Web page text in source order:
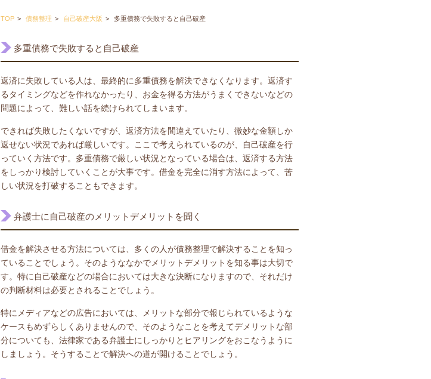
TOP 債務整理 自己破産大阪 多重債務で失敗すると自己破産
多重債務で失敗すると自己破産
返済に失敗している人は、最終的に多重債務を解決できなくなります。返済す
るタイミングなどを作れなかったり、お金を得る方法がうまくできないなどの
問題によって、難しい話を続けられてしまいます。
できれば失敗したくないですが、返済方法を間違えていたり、微妙な金額しか
返せない状況であれば厳しいです。ここで考えられているのが、自己破産を行
っていく方法です。多重債務で厳しい状況となっている場合は、返済する方法
をしっかり検討していくことが大事です。借金を完全に消す方法によって、苦
しい状況を打破することもできます。
弁護士に自己破産のメリットデメリットを聞く
借金を解決させる方法については、多くの人が債務整理で解決することを知っ
ていることでしょう。そのようななかでメリットデメリットを知る事は大切で
す。特に自己破産などの場合においては大きな決断になりますので、それだけ
の判断材料は必要とされることでしょう。
特にメディアなどの広告においては、メリットな部分で報じられているような
ケースもめずらしくありませんので、そのようなことを考えてデメリットな部
分についても、法律家である弁護士にしっかりとヒアリングをおこなうように
しましょう。そうすることで解決への道が開けることでしょう。